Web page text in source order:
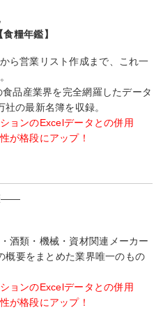
糧年鑑】
ら営業リスト作成まで、これ一
品産業界を完全網羅したデータ
社の最新名簿を収録。
ョンのExcelデータとの併用
が格段にアップ！
――
酒類・機械・資材関連メーカー
概要をまとめた業界唯一のもの
ョンのExcelデータとの併用
が格段にアップ！